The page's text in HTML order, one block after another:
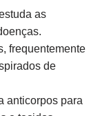
as
frequentemente
de
anticorpos para